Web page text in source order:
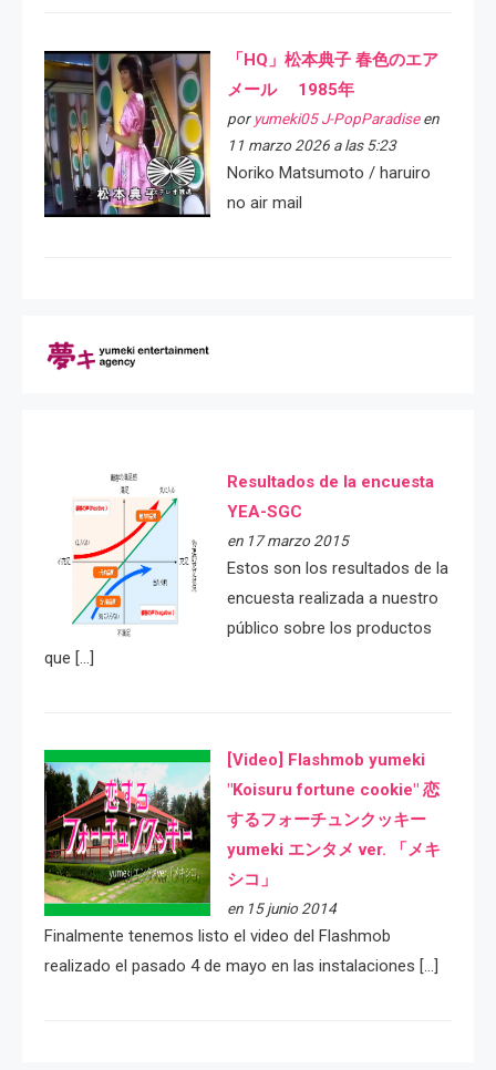
「HQ」松本典子 春色のエア
メール 1985年
por yumeki05 J-PopParadiseen
11 marzo 2026 a las 5:23
Noriko Matsumoto / haruiro
no air mail
Resultados de la encuesta
YEA-SGC
en 17 marzo 2015
Estos son los resultados de la
encuesta realizada a nuestro
público sobre los productos
que […]
[Video] Flashmob yumeki
"Koisuru fortune cookie" 恋
するフォーチュンクッキー
yumeki エンタメ ver. 「メキ
シコ」
en 15 junio 2014
Finalmente tenemos listo el video del Flashmob
realizado el pasado 4 de mayo en las instalaciones […]